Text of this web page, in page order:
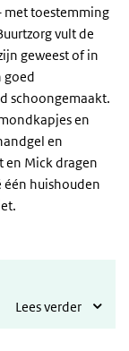
met toestemming
vult de
geweest of in
goed
schoongemaakt.
en
en
en Mick dragen
één huishouden
Lees verder